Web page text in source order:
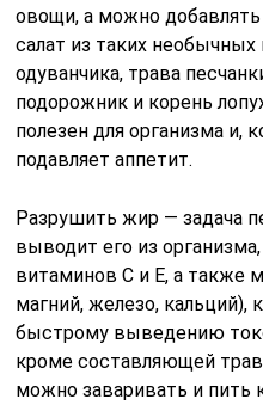
овощи, а можно
салат из таких необычных
одуванчика, трава
подорожник и корень
полезен для организма и,
подавляет аппетит.
Разрушить жир — задача
выводит его из
витаминов С и Е, а также
магний, железо,
быстрому выведению
кроме составляющей
можно заваривать и пить